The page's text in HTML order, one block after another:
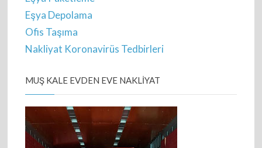
Eşya Depolama
Ofis Taşıma
Nakliyat Koronavirüs Tedbirleri
MUŞ KALE EVDEN EVE NAKLIYAT